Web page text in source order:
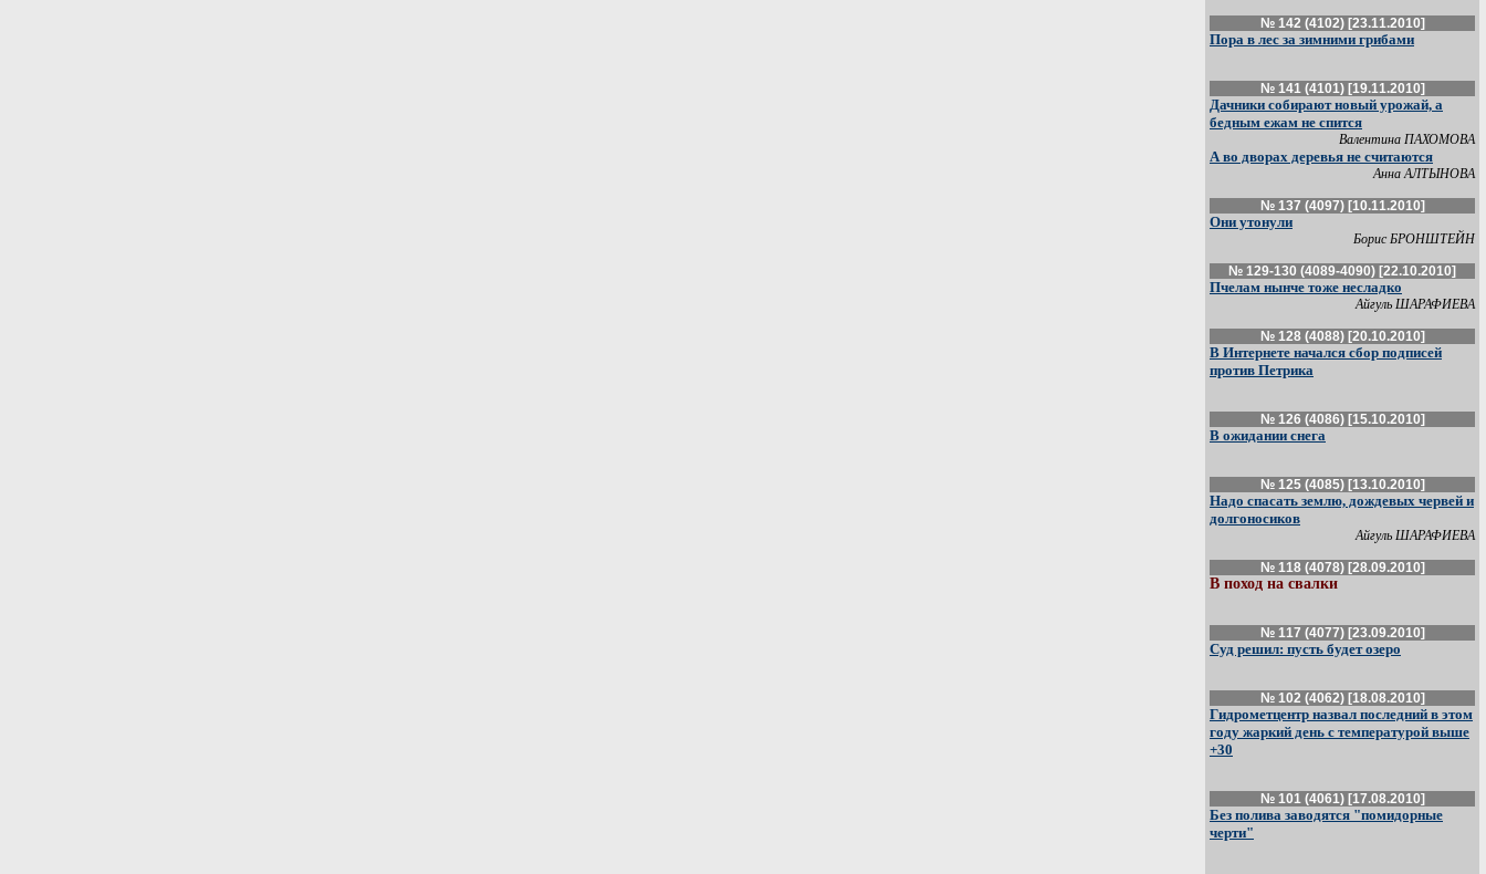
№ 142 (4102) [23.11.2010]
Пора в лес за зимними грибами
№ 141 (4101) [19.11.2010]
Дачники собирают новый урожай, а
бедным ежам не спится
Валентина ПАХОМОВА
А во дворах деревья не считаются
Анна АЛТЫНОВА
№ 137 (4097) [10.11.2010]
Они утонули
Борис БРОНШТЕЙН
№ 129-130 (4089-4090) [22.10.2010]
Пчелам нынче тоже несладко
Айгуль ШАРАФИЕВА
№ 128 (4088) [20.10.2010]
В Интернете начался сбор подписей
против Петрика
№ 126 (4086) [15.10.2010]
В ожидании снега
№ 125 (4085) [13.10.2010]
Надо спасать землю, дождевых червей и
долгоносиков
Айгуль ШАРАФИЕВА
№ 118 (4078) [28.09.2010]
В поход на свалки
№ 117 (4077) [23.09.2010]
Суд решил: пусть будет озеро
№ 102 (4062) [18.08.2010]
Гидрометцентр назвал последний в этом
году жаркий день с температурой выше
+30
№ 101 (4061) [17.08.2010]
Без полива заводятся "помидорные
черти"